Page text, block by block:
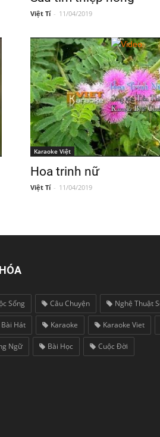
Việt Tí - 11/04/2019
Karaoke Việt
Hoa trinh nữ
Việt Tí - 11/04/2019
Sống Câu Chuyện Nghệ Thuật
Bài Hát Karaoke Karaoke Viet
Ngữ Bài Học Cuộc Đời